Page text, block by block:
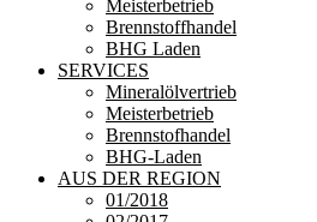
Meisterbetrieb
Brennstoffhandel
BHG Laden
SERVICES
Mineralölvertrieb
Meisterbetrieb
Brennstofhandel
BHG-Laden
AUS DER REGION
01/2018